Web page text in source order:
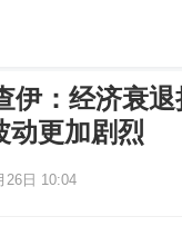
伊：经济衰
动更加剧烈
26日 10:04